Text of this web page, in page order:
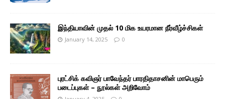
இந்தியாவின் முதல் 10 மிக உயரமான நீர்வீழ்ச்சிகள்
January 14, 2025 0
புரட்சிக் கவிஞர் பாவேந்தர் பாரதிதாசனின் மாபெரும்
படைப்புகள் – நூல்கள் அறிவோம்